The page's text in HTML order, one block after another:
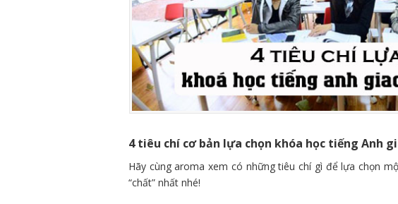
4 tiêu chí cơ bản lựa chọn khóa học tiếng Anh
Hãy cùng aroma xem có những tiêu chí gì để lựa chọn
“chất” nhất nhé!